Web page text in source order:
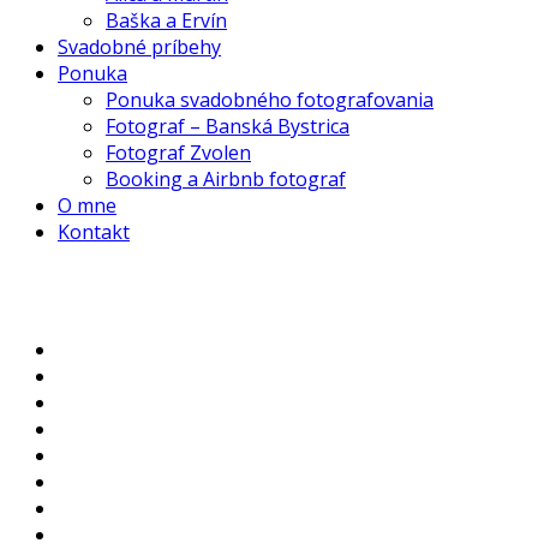
Baška a Ervín
Svadobné príbehy
Ponuka
Ponuka svadobného fotografovania
Fotograf – Banská Bystrica
Fotograf Zvolen
Booking a Airbnb fotograf
O mne
Kontakt